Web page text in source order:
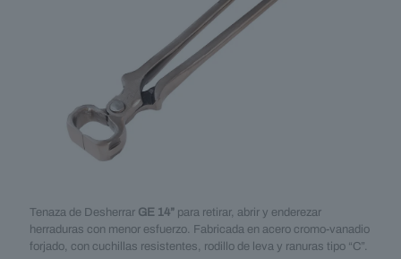
Tenaza de Desherrar GE 14” para retirar, abrir y enderezar
herraduras con menor esfuerzo. Fabricada en acero cromo-vanadio
forjado, con cuchillas resistentes, rodillo de leva y ranuras tipo “C”.